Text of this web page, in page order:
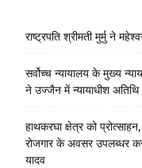
राष्ट्रपति श्रीमती मुर्मु ने
सर्वोच्च न्यायालय के मुख्‍य
ने उज्जैन में न्यायाधीश
हाथकरघा क्षेत्र को
रोजगार के अवसर उपलब्धर
यादव